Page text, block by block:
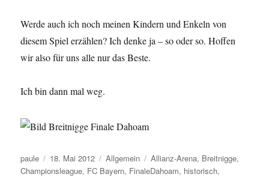
Werde auch ich noch meinen Kindern und Enkeln von
diesem Spiel erzählen? Ich denke ja – so oder so. Hoffen
wir also für uns alle nur das Beste.
Ich bin dann mal weg.
Autor
paule
Veröffentlicht
am
18. Mai 2012 Kategorien
Allgemein Schlagwörter
Allianz-Arena, Breitnigge,
Championsleague, FC Bayern, FinaleDahoam, historisch,